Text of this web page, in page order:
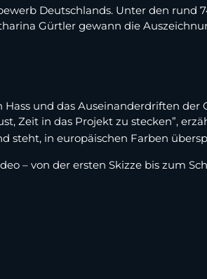
Deutschlands. Unter den rund
Gürtler gewann die
und das Auseinanderdriften der
Zeit in das Projekt zu stecken”,
steht, in europäischen Farben
– von der ersten Skizze bis zum